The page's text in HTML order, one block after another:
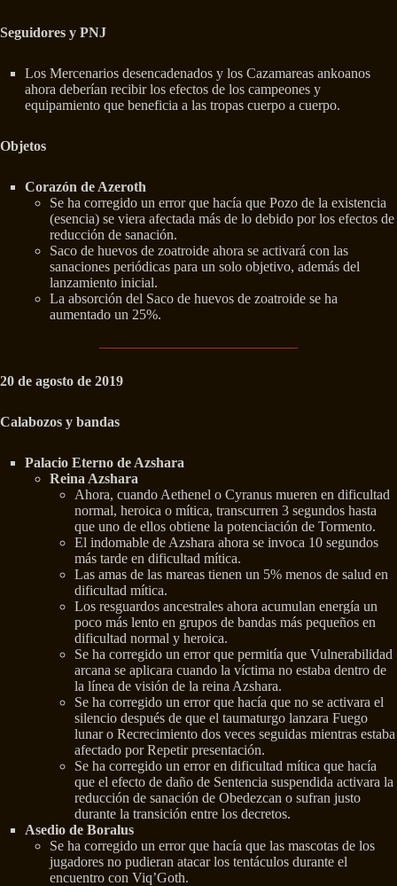
Seguidores y PNJ
Los Mercenarios desencadenados y los Cazamareas ankoanos
ahora deberían recibir los efectos de los campeones y
equipamiento que beneficia a las tropas cuerpo a cuerpo.
Objetos
Corazón de Azeroth
Se ha corregido un error que hacía que Pozo de la existencia
(esencia) se viera afectada más de lo debido por los efectos de
reducción de sanación.
Saco de huevos de zoatroide ahora se activará con las
sanaciones periódicas para un solo objetivo, además del
lanzamiento inicial.
La absorción del Saco de huevos de zoatroide se ha
aumentado un 25%.
20 de agosto de 2019
Calabozos y bandas
Palacio Eterno de Azshara
Reina Azshara
Ahora, cuando Aethenel o Cyranus mueren en dificultad
normal, heroica o mítica, transcurren 3 segundos hasta
que uno de ellos obtiene la potenciación de Tormento.
El indomable de Azshara ahora se invoca 10 segundos
más tarde en dificultad mítica.
Las amas de las mareas tienen un 5% menos de salud en
dificultad mítica.
Los resguardos ancestrales ahora acumulan energía un
poco más lento en grupos de bandas más pequeños en
dificultad normal y heroica.
Se ha corregido un error que permitía que Vulnerabilidad
arcana se aplicara cuando la víctima no estaba dentro de
la línea de visión de la reina Azshara.
Se ha corregido un error que hacía que no se activara el
silencio después de que el taumaturgo lanzara Fuego
lunar o Recrecimiento dos veces seguidas mientras estaba
afectado por Repetir presentación.
Se ha corregido un error en dificultad mítica que hacía
que el efecto de daño de Sentencia suspendida activara la
reducción de sanación de Obedezcan o sufran justo
durante la transición entre los decretos.
Asedio de Boralus
Se ha corregido un error que hacía que las mascotas de los
jugadores no pudieran atacar los tentáculos durante el
encuentro con Viq’Goth.